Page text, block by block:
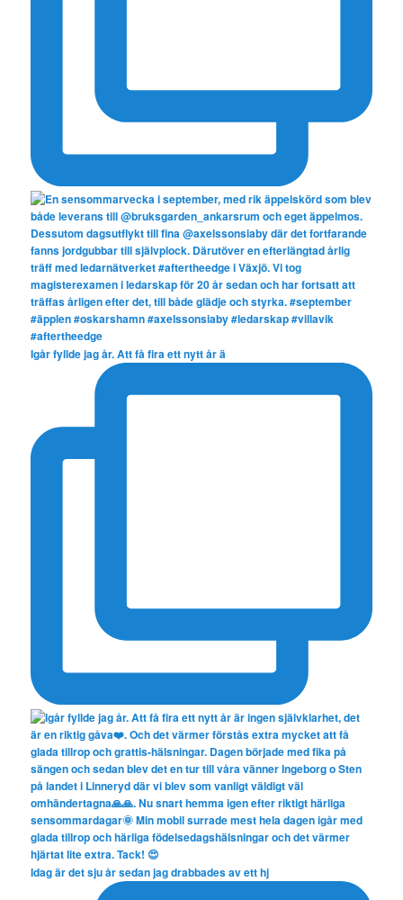
Igår fyllde jag år. Att få fira ett nytt år ä
Idag är det sju år sedan jag drabbades av ett hj